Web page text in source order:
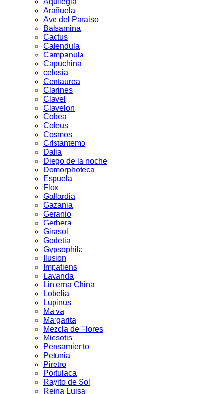
Aquilegia
Arañuela
Ave del Paraiso
Balsamina
Cactus
Calendula
Campanula
Capuchina
celosia
Centaurea
Clarines
Clavel
Clavelon
Cobea
Coleus
Cosmos
Cristantemo
Dalia
Diego de la noche
Domorphoteca
Espuela
Flox
Gallardia
Gazania
Geranio
Gerbera
Girasol
Godetia
Gypsophila
Ilusion
Impatiens
Lavanda
Linterna China
Lobelia
Lupinus
Malva
Margarita
Mezcla de Flores
Miosotis
Pensamiento
Petunia
Piretro
Portulaca
Rayito de Sol
Reina Luisa